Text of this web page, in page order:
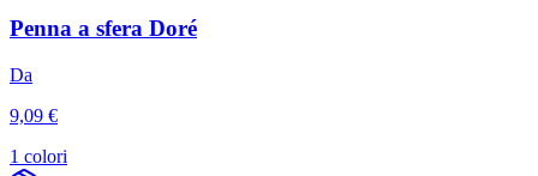
Penna a sfera Doré
Da
9,09 €
1 colori